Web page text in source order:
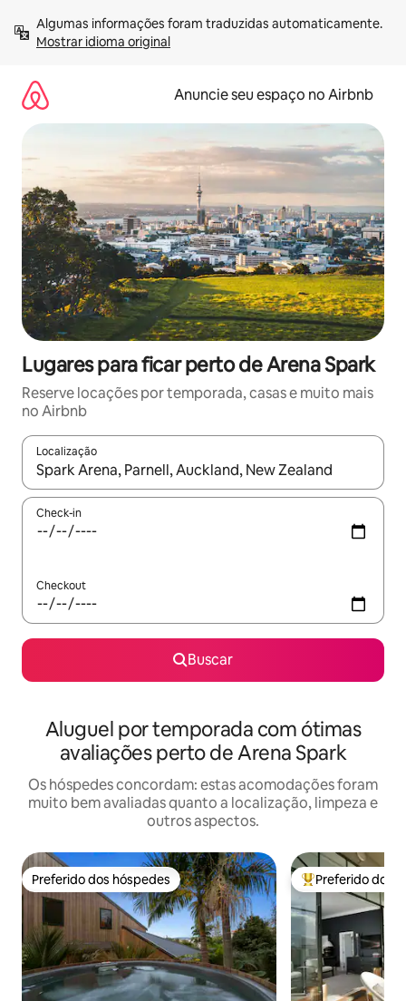
para
Mostrar idioma original
Anuncie seu espaço no Airbnb
Lugares para ficar perto de Arena Spark
Reserve locações por temporada, casas e muito mais
no Airbnb
Localização
Quando os resultados estiverem disponíveis, explore-os
Check-in
Checkout
Buscar
Aluguel por temporada com ótimas
avaliações perto de Arena Spark
Os hóspedes concordam: estas acomodações foram
muito bem avaliadas quanto a localização, limpeza e
outros aspectos.
Preferido dos hóspedes
Preferido dos hóspedes Entre os
Preferido dos